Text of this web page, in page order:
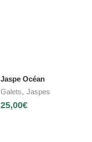
Jaspe Océan
Galets, Jaspes
25,00€